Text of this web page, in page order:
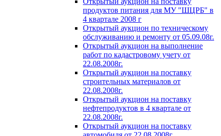
продуктов питания для МУ "ШЦРБ" в
4 квартале 2008 г
Открытый аукцион по техническому
обслуживанию и ремонту от 05.09.08г.
Открытый аукцион на выполнение
работ по кадастровому учету от
22.08.2008г.
Открытый аукцион на поставку
строительных материалов от
22.08.2008г.
Открытый аукцион на поставку
нефтепродуктов в 4 квартале от
22.08.2008г.
Открытый аукцион на поставку